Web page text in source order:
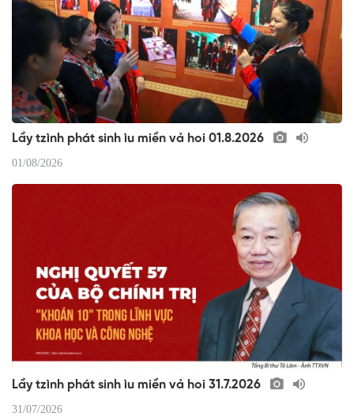
Lầy tzình phát sinh ìu miền vả hoi 01.8.2026
01/08/2026
Lầy tzình phát sinh ìu miền vả hoi 31.7.2026
31/07/2026